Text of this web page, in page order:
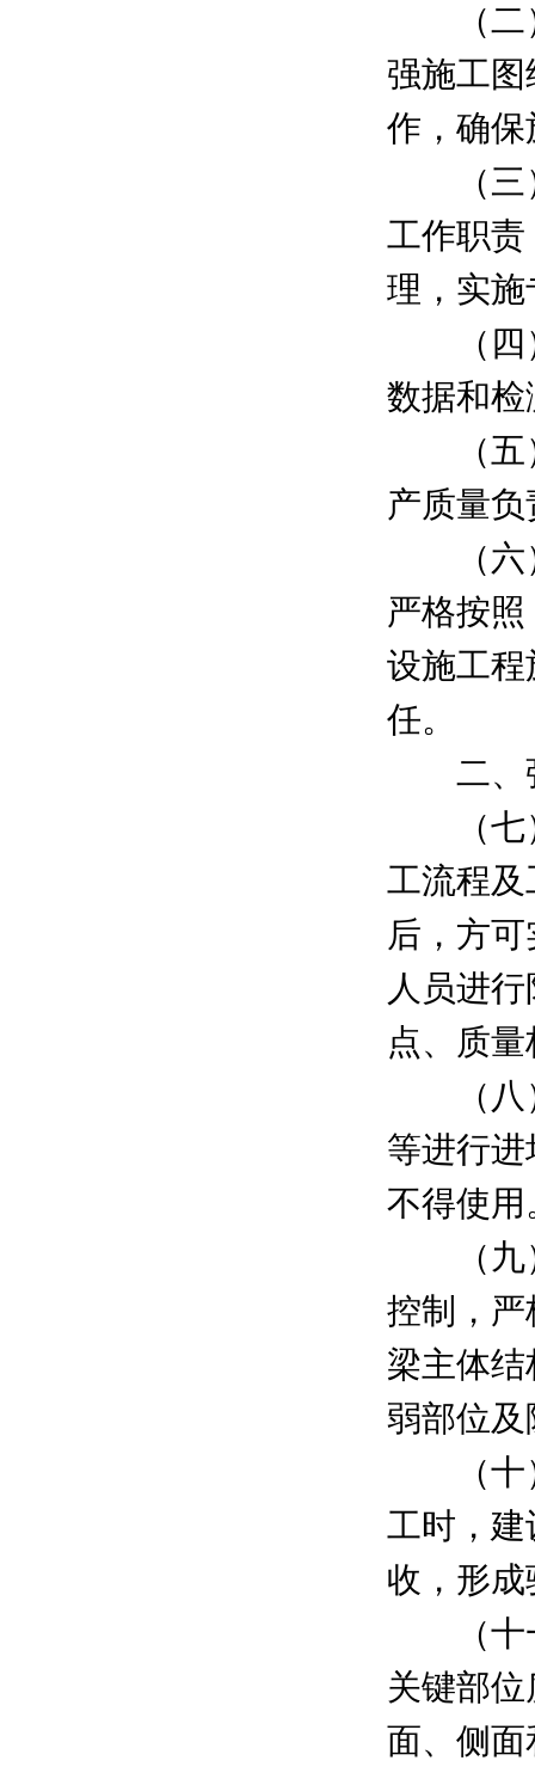
（二）
强施工
作，确
（三）
工作职
理，实
（四）
数据和
（五）
产质量负
（六）
严格按
设施工
任。
二、强
（七）
工流程
后，方
人员进
点、质
（八）
等进行
不得使用
（九）
控制，
梁主体
弱部位
（十）
工时，
收，形
（十一
关键部
面、侧